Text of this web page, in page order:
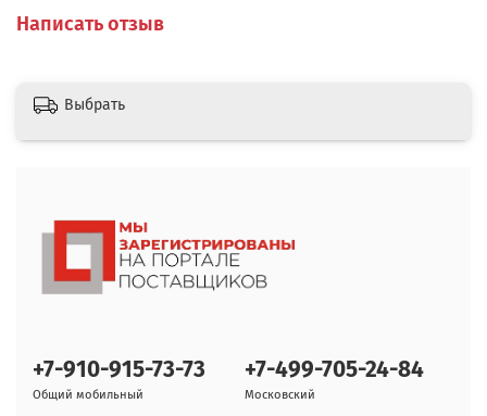
Написать отзыв
Выбрать
+7-910-915-73-73
Общий мобильный
+7-499-705-24-84
Московский